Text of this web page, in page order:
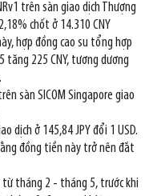
trên sàn giao dịch Thượng
chốt ở 14.310 CNY
hợp đồng cao su tổng hợp
tăng 225 CNY, tương dương
sàn SICOM Singapore giao
dịch ở 145,84 JPY đổi 1 USD.
đồng tiền này trở nên đắt
từ tháng 2 - tháng 5, trước khi